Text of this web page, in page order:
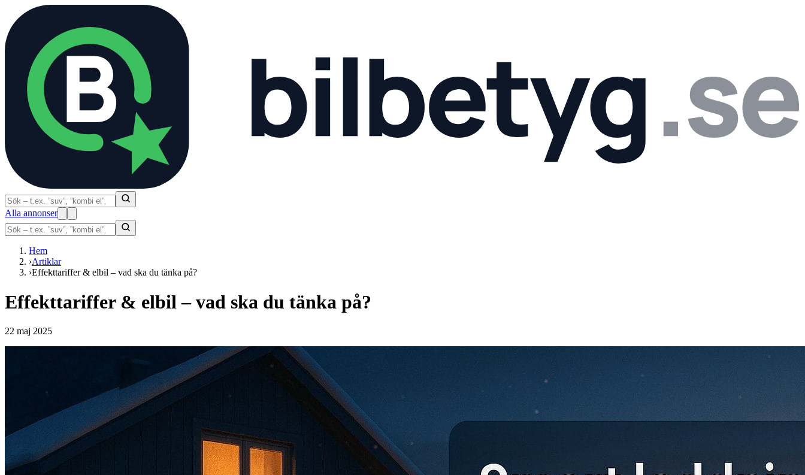
Alla annonser
Hem
›Artiklar
›Effekttariffer & elbil – vad ska du tänka på?
Effekttariffer & elbil – vad ska du tänka på?
22 maj 2025